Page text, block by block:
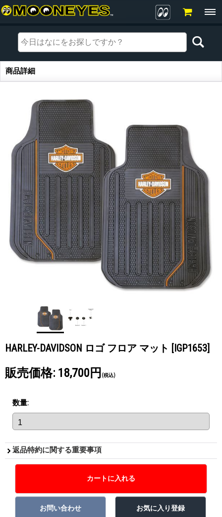
商品詳細
商品詳細
HARLEY-DAVIDSON ロゴ フロア マット [IGP1653]
販売価格: 18,700円 (税込)
数量:
返品特約に関する重要事項